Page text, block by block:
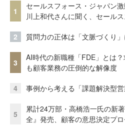
1
セールスフォース・ジャパン
川上和代さんに聞く、セール
2 質問力の正体は「文脈づくり
3
AI時代の新職種「FDE」とは
も顧客業務の圧倒的な解像度
4 事例から考える「課題解決型
5
累計24万部・高橋浩一氏の新
全』発売、顧客の意思決定プ